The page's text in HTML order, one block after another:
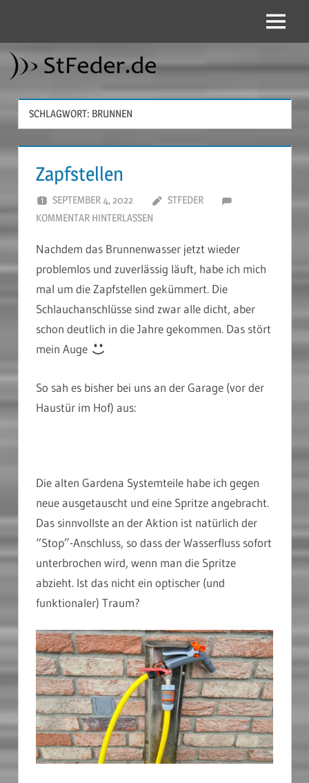
springen
Menü
SCHLAGWORT: BRUNNEN
Zapfstellen
SEPTEMBER 4, 2022
STFEDER
KOMMENTAR HINTERLASSEN
Nachdem das Brunnenwasser jetzt wieder
problemlos und zuverlässig läuft, habe ich mich
mal um die Zapfstellen gekümmert. Die
Schlauchanschlüsse sind zwar alle dicht, aber
schon deutlich in die Jahre gekommen. Das stört
mein Auge
So sah es bisher bei uns an der Garage (vor der
Haustür im Hof) aus:
Die alten Gardena Systemteile habe ich gegen
neue ausgetauscht und eine Spritze angebracht.
Das sinnvollste an der Aktion ist natürlich der
“Stop”-Anschluss, so dass der Wasserfluss sofort
unterbrochen wird, wenn man die Spritze
abzieht. Ist das nicht ein optischer (und
funktionaler) Traum?